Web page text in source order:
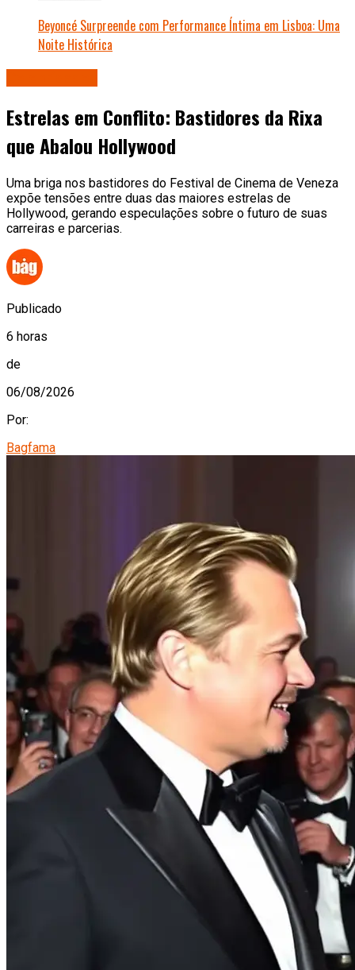
Beyoncé Surpreende com Performance Íntima em Lisboa: Uma
Noite Histórica
Estrelas em Conflito: Bastidores da Rixa
que Abalou Hollywood
Uma briga nos bastidores do Festival de Cinema de Veneza
expõe tensões entre duas das maiores estrelas de
Hollywood, gerando especulações sobre o futuro de suas
carreiras e parcerias.
Publicado
6 horas
de
06/08/2026
Por:
Bagfama